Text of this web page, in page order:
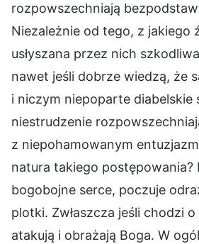
rozpowszechniają
Niezależnie od tego, z jakiego
usłyszana przez nich
nawet jeśli dobrze wiedzą, że
i niczym niepoparte diabelskie
niestrudzenie
z niepohamowanym
natura takiego postępowania?
bogobojne serce, poczuje
plotki. Zwłaszcza jeśli chodzi o
atakują i obrażają Boga. W